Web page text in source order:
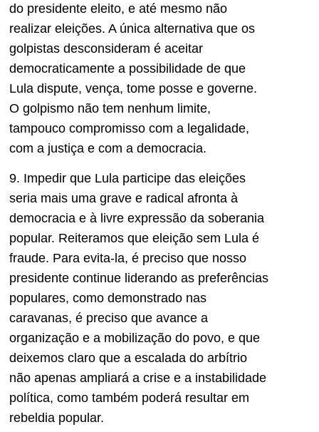
do presidente eleito, e até mesmo não
realizar eleições. A única alternativa que os
golpistas desconsideram é aceitar
democraticamente a possibilidade de que
Lula dispute, vença, tome posse e governe.
O golpismo não tem nenhum limite,
tampouco compromisso com a legalidade,
com a justiça e com a democracia.
9. Impedir que Lula participe das eleições
seria mais uma grave e radical afronta à
democracia e à livre expressão da soberania
popular. Reiteramos que eleição sem Lula é
fraude. Para evita-la, é preciso que nosso
presidente continue liderando as preferências
populares, como demonstrado nas
caravanas, é preciso que avance a
organização e a mobilização do povo, e que
deixemos claro que a escalada do arbítrio
não apenas ampliará a crise e a instabilidade
política, como também poderá resultar em
rebeldia popular.